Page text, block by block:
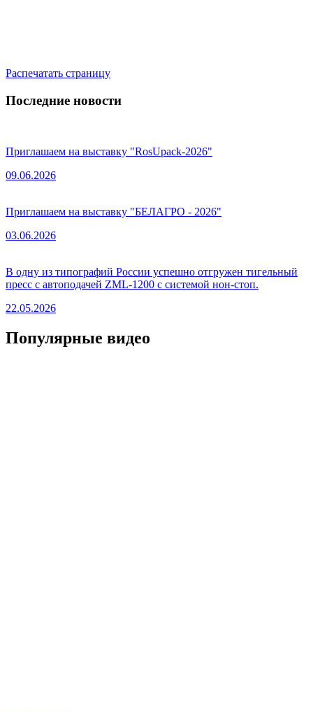
Распечатать страницу
Последние новости
Приглашаем на выставку "RosUpack-2026"
09.06.2026
Приглашаем на выставку "БЕЛАГРО - 2026"
03.06.2026
В одну из типографий России успешно отгружен тигельный
пресс с автоподачей ZML-1200 с системой нон-стоп.
22.05.2026
Популярные видео